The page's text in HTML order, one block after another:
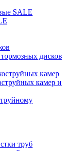
SALE
дисков
камер
камер и
труб